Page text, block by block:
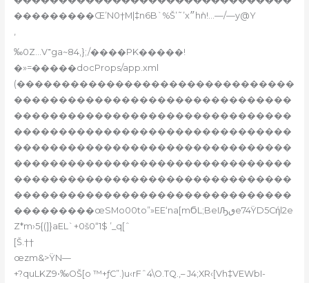
���������Œ’N0†M|‡n6B`%Š’˜’x״hܺn!…—/—y@Y
‚
‰0Z…V־ga~84,};/����PK�����!
�»=�����docProps/app.xml
(�������������������������������
�������������������������������
�������������������������������
�������������������������������
�������������������������������
�������������������������������
�������������������������������
�������������������������������
���������œSMo00to”»EE‘na[mϬL;BeIԠٯe74ŸD5Cήl2e
Z*m›5{(]}aEL`+0š0“1$ ’_q[ˆ
[Š.††
œzm&>ŸN—
+?quLKZ9•‰OŠ[o ™+ƒC”.)u‹rFˆ4\O.TQ.‚– J4;XR‹[Vh‡VEWbI-